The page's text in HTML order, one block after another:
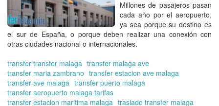
Millones de pasajeros pasan
cada año por el aeropuerto,
ya sea porque su destino es
el sur de España, o porque deben realizar una conexión con
otras ciudades nacional o internacionales.
transfer transfer malaga transfer malaga ave
transfer maria zambrano transfer estacion ave malaga
transfer ave malaga transfer puerto malaga
transfer aeropuerto malaga tarifas
transfer estacion maritima malaga traslado transfer malaga